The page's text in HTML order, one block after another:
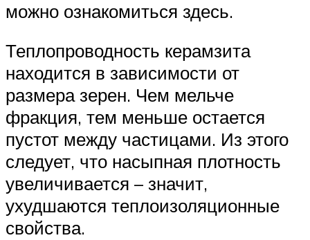
можно ознакомиться здесь.
Теплопроводность керамзита
находится в зависимости от
размера зерен. Чем мельче
фракция, тем меньше остается
пустот между частицами. Из этого
следует, что насыпная плотность
увеличивается – значит,
ухудшаются теплоизоляционные
свойства.